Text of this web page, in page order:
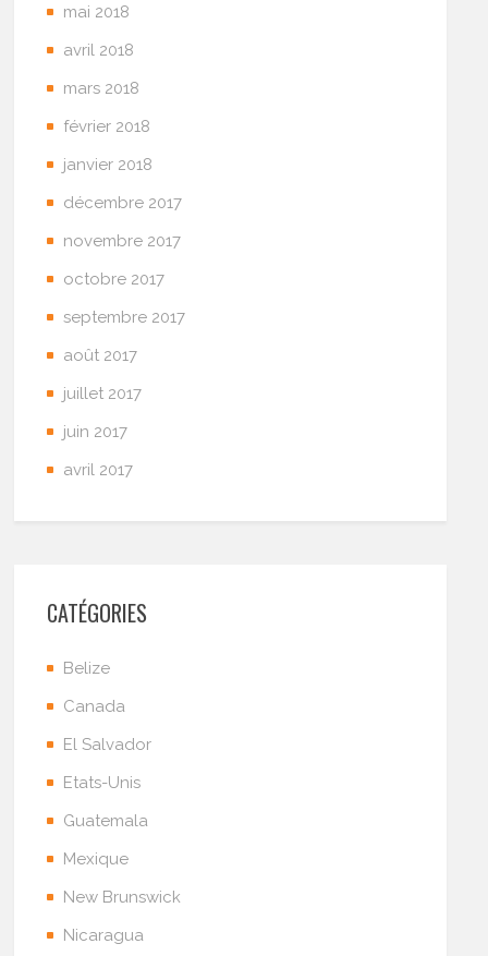
mai 2018
avril 2018
mars 2018
février 2018
janvier 2018
décembre 2017
novembre 2017
octobre 2017
septembre 2017
août 2017
juillet 2017
juin 2017
avril 2017
CATÉGORIES
Belize
Canada
El Salvador
Etats-Unis
Guatemala
Mexique
New Brunswick
Nicaragua